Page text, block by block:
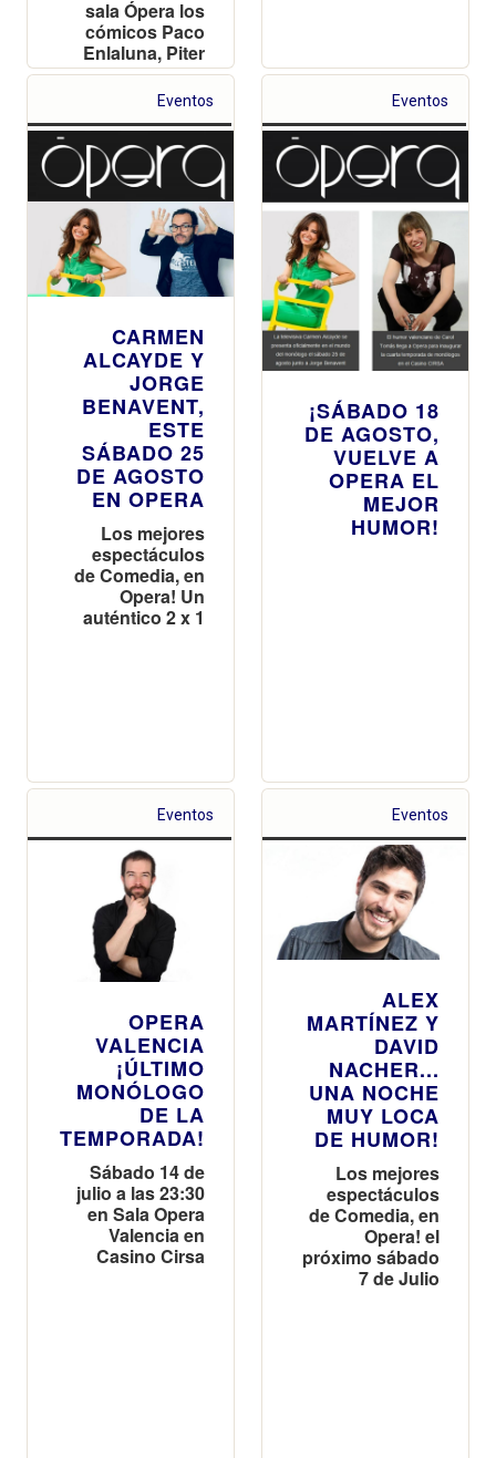
sala Ópera los
cómicos Paco
Enlaluna, Piter
Pardo, Miki Dkai
y Juja
Eventos
CARMEN
ALCAYDE Y
JORGE
BENAVENT,
ESTE
SÁBADO 25
DE AGOSTO
EN OPERA
Los mejores
espectáculos
de Comedia, en
Opera! Un
auténtico 2 x 1
Eventos
¡SÁBADO 18
DE AGOSTO,
VUELVE A
OPERA EL
MEJOR
HUMOR!
Eventos
OPERA
VALENCIA
¡ÚLTIMO
MONÓLOGO
DE LA
TEMPORADA!
Sábado 14 de
julio a las 23:30
en Sala Opera
Valencia en
Casino Cirsa
Eventos
ALEX
MARTÍNEZ Y
DAVID
NACHER...
UNA NOCHE
MUY LOCA
DE HUMOR!
Los mejores
espectáculos
de Comedia, en
Opera! el
próximo sábado
7 de Julio